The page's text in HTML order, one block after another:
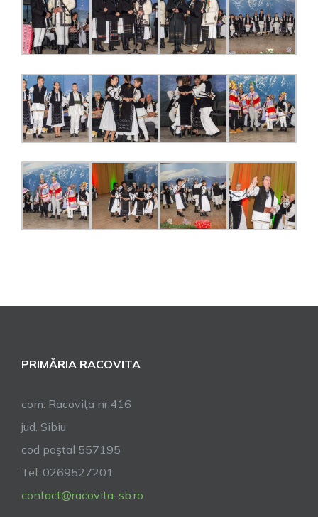
PRIMĂRIA RACOVITA
com. Racoviţa nr.416
jud. Sibiu
cod poştal 557195
Tel: 0269527201
contact@racovita-sb.ro